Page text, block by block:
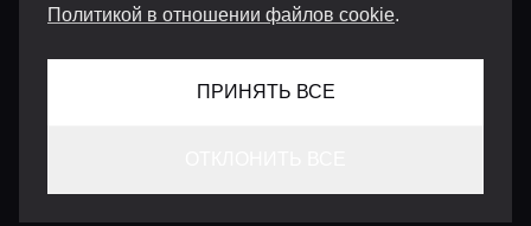
Политикой в отношении файлов cookie.
ПРИНЯТЬ ВСЕ